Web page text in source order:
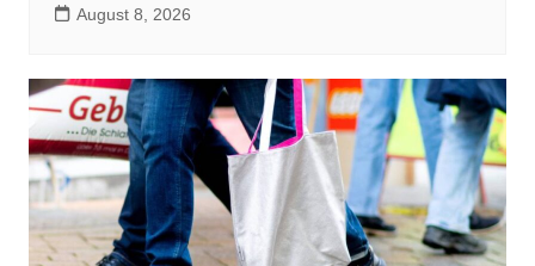
August 8, 2026